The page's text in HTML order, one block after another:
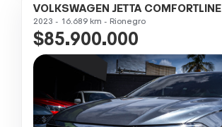
VOLKSWAGEN JETTA COMFORTLINE
2023 - 16.689 km - Rionegro
$85.900.000